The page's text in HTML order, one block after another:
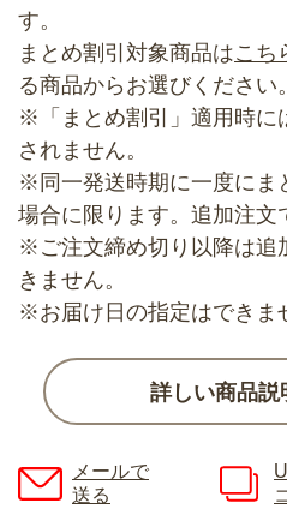
す。
まとめ割引対象商品はこち
る商品からお選びください。
※「まとめ割引」適用時に
されません。
※同一発送時期に一度にま
場合に限ります。追加注文
※ご注文締め切り以降は追
きません。
※お届け日の指定はできま
詳しい商品説
メールで
送る